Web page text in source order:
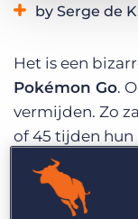
Vraag een
by Serge de
Het is een
Pokémon Go.
vermijden. Zo
of 45 tijden hun
hun mobieltjes
zoeken. En
buurt, waar